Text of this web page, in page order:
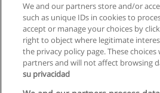
Solicite
Regras de uso
We and our partners store and/or
such as unique IDs in cookies to
accept or manage your choices by
right to object where legitimate
the privacy policy page. These
partners and will not affect browsing
su privacidad